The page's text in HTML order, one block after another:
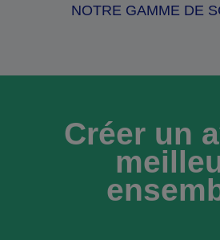
NOTRE GAMME DE
Créer un